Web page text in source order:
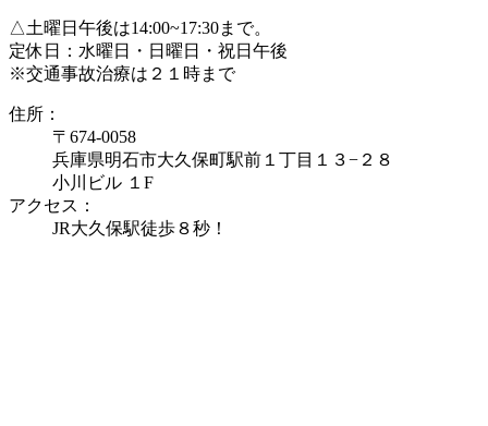
△土曜日午後は14:00~17:30まで。
定休日：水曜日・日曜日・祝日午後
※交通事故治療は２１時まで
住所：
〒674-0058
兵庫県明石市大久保町駅前１丁目１３−２８
小川ビル １F
アクセス：
JR大久保駅徒歩８秒！